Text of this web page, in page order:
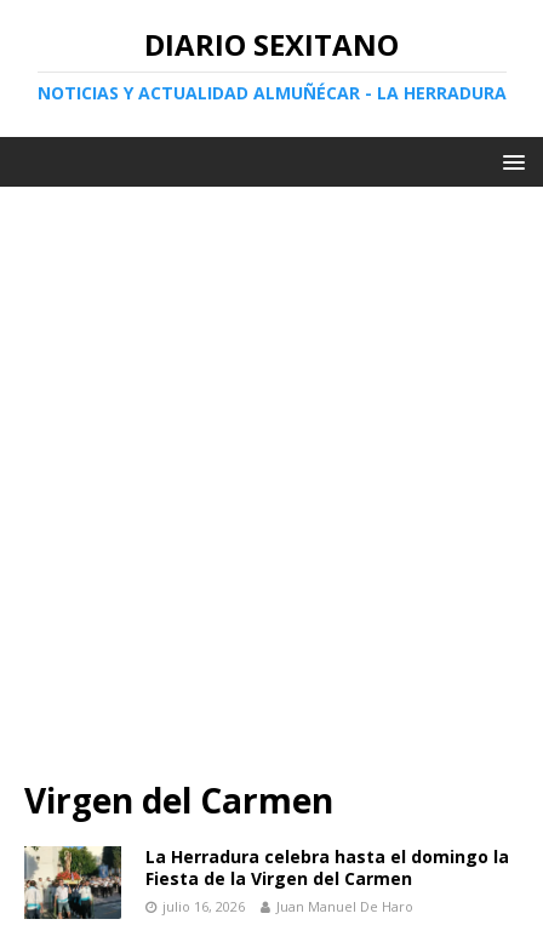
DIARIO SEXITANO
NOTICIAS Y ACTUALIDAD ALMUÑÉCAR - LA HERRADURA
Virgen del Carmen
La Herradura celebra hasta el domingo la
Fiesta de la Virgen del Carmen
julio 16, 2026 Juan Manuel De Haro